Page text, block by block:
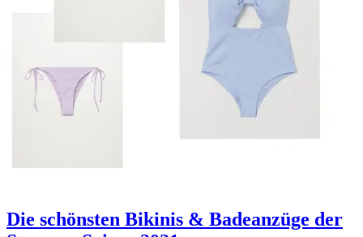
Die schönsten Bikinis & Badeanzüge der